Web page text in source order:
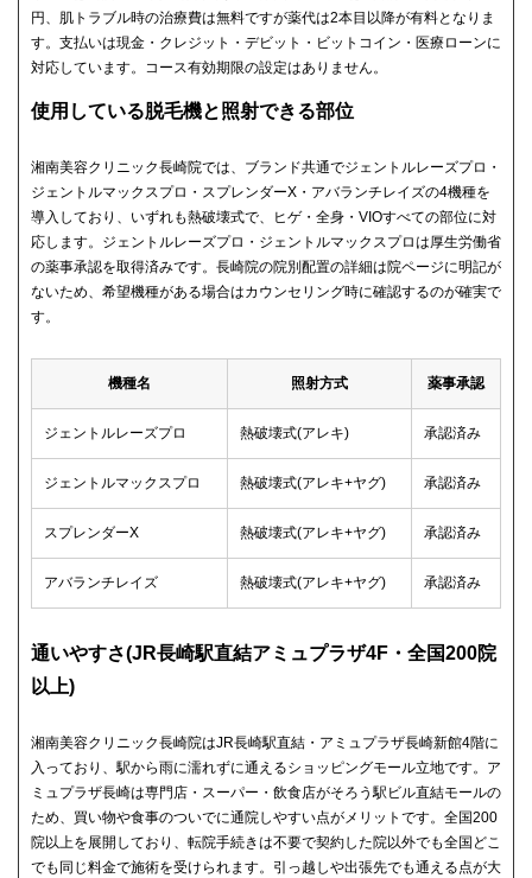
円、肌トラブル時の治療費は無料ですが薬代は2本目以降が有料となりま
す。支払いは現金・クレジット・デビット・ビットコイン・医療ローンに
対応しています。コース有効期限の設定はありません。
使用している脱毛機と照射できる部位
湘南美容クリニック長崎院では、ブランド共通でジェントルレーズプロ・
ジェントルマックスプロ・スプレンダーX・アバランチレイズの4機種を
導入しており、いずれも熱破壊式で、ヒゲ・全身・VIOすべての部位に対
応します。ジェントルレーズプロ・ジェントルマックスプロは厚生労働省
の薬事承認を取得済みです。長崎院の院別配置の詳細は院ページに明記が
ないため、希望機種がある場合はカウンセリング時に確認するのが確実で
す。
機種名 照射方式 薬事承認
ジェントルレーズプロ 熱破壊式(アレキ) 承認済み
ジェントルマックスプロ 熱破壊式(アレキ+ヤグ) 承認済み
スプレンダーX 熱破壊式(アレキ+ヤグ) 承認済み
アバランチレイズ 熱破壊式(アレキ+ヤグ) 承認済み
通いやすさ(JR長崎駅直結アミュプラザ4F・全国200院
以上)
湘南美容クリニック長崎院はJR長崎駅直結・アミュプラザ長崎新館4階に
入っており、駅から雨に濡れずに通えるショッピングモール立地です。ア
ミュプラザ長崎は専門店・スーパー・飲食店がそろう駅ビル直結モールの
ため、買い物や食事のついでに通院しやすい点がメリットです。全国200
院以上を展開しており、転院手続きは不要で契約した院以外でも全国どこ
でも同じ料金で施術を受けられます。引っ越しや出張先でも通える点が大